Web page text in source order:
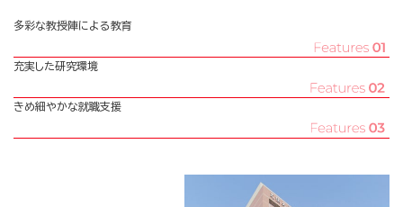
多彩な教授陣による教育
充実した研究環境
きめ細やかな就職支援